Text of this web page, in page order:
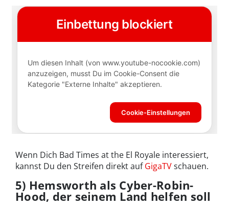
Wenn Dich Bad Times at the El Royale interessiert,
kannst Du den Streifen direkt aufGigaTVschauen.
5) Hemsworth als Cyber-Robin-
Hood, der seinem Land helfen soll